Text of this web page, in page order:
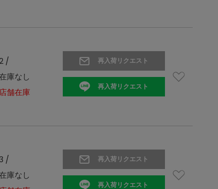
/
庫なし
舗在庫
再入荷リクエスト
再入荷リクエスト
/
庫なし
再入荷リクエスト
再入荷リクエスト